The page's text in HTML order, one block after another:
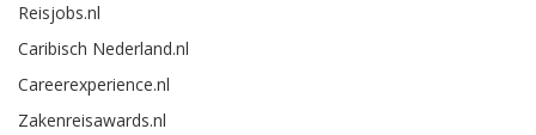
Reisjobs.nl
Caribisch Nederland.nl
Careerexperience.nl
Zakenreisawards.nl